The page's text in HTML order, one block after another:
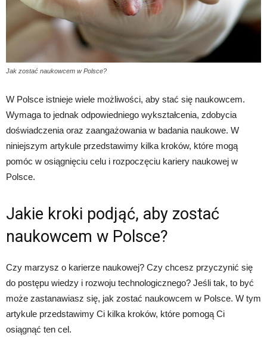
Jak zostać naukowcem w Polsce?
W Polsce istnieje wiele możliwości, aby stać się naukowcem.
Wymaga to jednak odpowiedniego wykształcenia, zdobycia
doświadczenia oraz zaangażowania w badania naukowe. W
niniejszym artykule przedstawimy kilka kroków, które mogą
pomóc w osiągnięciu celu i rozpoczęciu kariery naukowej w
Polsce.
Jakie kroki podjąć, aby zostać
naukowcem w Polsce?
Czy marzysz o karierze naukowej? Czy chcesz przyczynić się
do postępu wiedzy i rozwoju technologicznego? Jeśli tak, to być
może zastanawiasz się, jak zostać naukowcem w Polsce. W tym
artykule przedstawimy Ci kilka kroków, które pomogą Ci
osiągnąć ten cel.